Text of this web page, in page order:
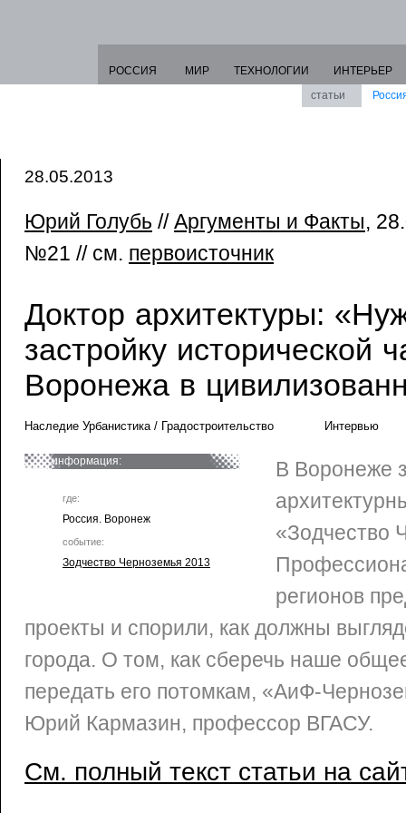
РОССИЯ МИР ТЕХНОЛОГИИ
ИНТЕРЬЕР
статьи
28.05.2013
Юрий Голубь //Аргументы и Факты,
№21 // см. первоисточник
Доктор архитектуры:
застройку исторической
Воронежа в
Наследие Урбанистика / Градостроительство Интервью
информация:
где:
Россия. Воронеж
событие:
Зодчество Черноземья 2013
В Воронеже
«Зодчество
регионов
проекты и спорили, как должны
города. О том, как сберечь наше
передать его потомкам, «АиФ-
Юрий Кармазин, профессор ВГАСУ.
См. полный текст статьи на